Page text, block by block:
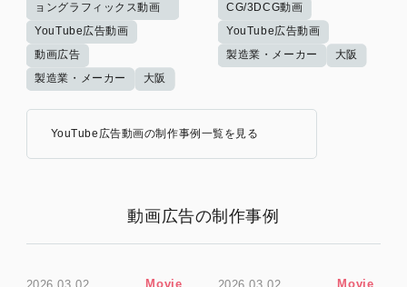
ョングラフィックス動画
YouTube広告動画
動画広告
製造業・メーカー
大阪
CG/3DCG動画
YouTube広告動画
製造業・メーカー
大阪
YouTube広告動画の制作事例一覧を見る
動画広告の制作事例
Movie Movie